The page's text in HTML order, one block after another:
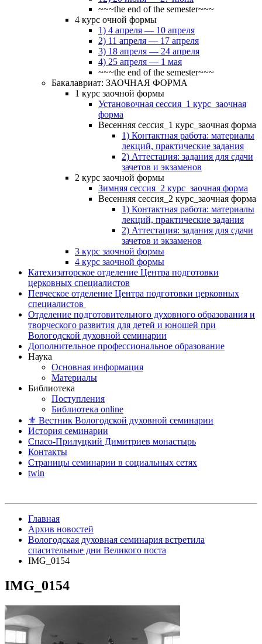
~~~the end of the semester~~~
4 курс очной формы
1) 4 апреля — 10 апреля
2) 11 апреля — 17 апреля
3) 18 апреля — 24 апреля
4) 25 апреля — 1 мая
~~~the end of the semester~~~
Бакалавриат: ЗАОЧНАЯ ФОРМА
1 курс заочной формы
Установочная сессия_1 курс_заочная
форма
Весенняя сессия_1 курс_заочная форма
1) Контактная работа: материалы
лекций, практические задания
2) Аттестация: задания для сдачи
зачетов и экзаменов
2 курс заочной формы
Зимняя сессия_2 курс_заочная форма
Весенняя сессия_2 курс_заочная форма
1) Контактная работа: материалы
лекций, практические задания
2) Аттестация: задания для сдачи
зачетов и экзаменов
3 курс заочной формы
4 курс заочной формы
Катехизаторское отделение Центра подготовки
церковных специалистов
Певческое отделение Центра подготовки церковных
специалистов
Отделение подготовительного духовного образования и
творческого развития для детей и юношей при
Вологодской духовной семинарии
Дополнительное профессиональное образование
Наука
Основная информация
Материалы
Библиотека
Поступления
Библиотека online
⚜ Вестник Вологодской духовной семинарии
История семинарии
Спасо-Прилуцкий Димитриев монастырь
Контакты
Страницы семинарии в социальных сетях
twin
Главная
Архив новостей
Вологодская духовная семинария встретила
спасительные дни Великого поста
IMG_0154
IMG_0154